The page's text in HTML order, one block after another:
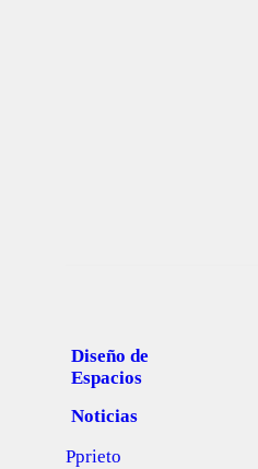
Diseño de
Espacios
Noticias
Pprieto